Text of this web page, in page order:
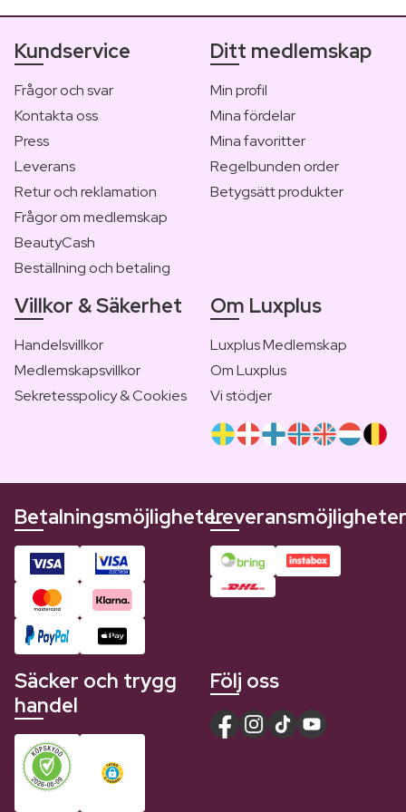
Kundservice
Frågor och svar
Kontakta oss
Press
Leverans
Retur och reklamation
Frågor om medlemskap
BeautyCash
Beställning och betaling
Ditt medlemskap
Min profil
Mina fördelar
Mina favoritter
Regelbunden order
Betygsätt produkter
Villkor & Säkerhet
Handelsvillkor
Medlemskapsvillkor
Sekretesspolicy & Cookies
Om Luxplus
Luxplus Medlemskap
Om Luxplus
Vi stödjer
BetalningsmöjligheterLeveransmöjligheter
Säcker och trygg
handel
Följ oss